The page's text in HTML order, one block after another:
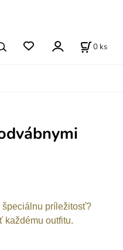
0 ks
špeciálnu príležitosť?
každému outfitu.